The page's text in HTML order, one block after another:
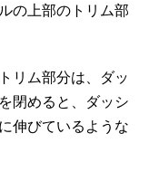
の上部のトリム部
リム部分は、ダッ
閉めると、ダッシ
伸びているような